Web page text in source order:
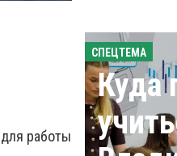
работы
СПЕЦТЕМА
Куда